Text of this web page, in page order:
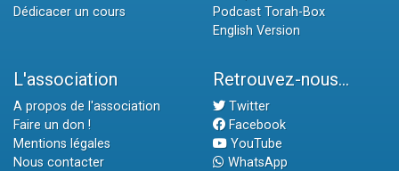
Dédicacer un cours
Podcast Torah-Box
English Version
L'association
A propos de l'association
Faire un don !
Mentions légales
Nous contacter
Retrouvez-nous...
Twitter
Facebook
YouTube
WhatsApp